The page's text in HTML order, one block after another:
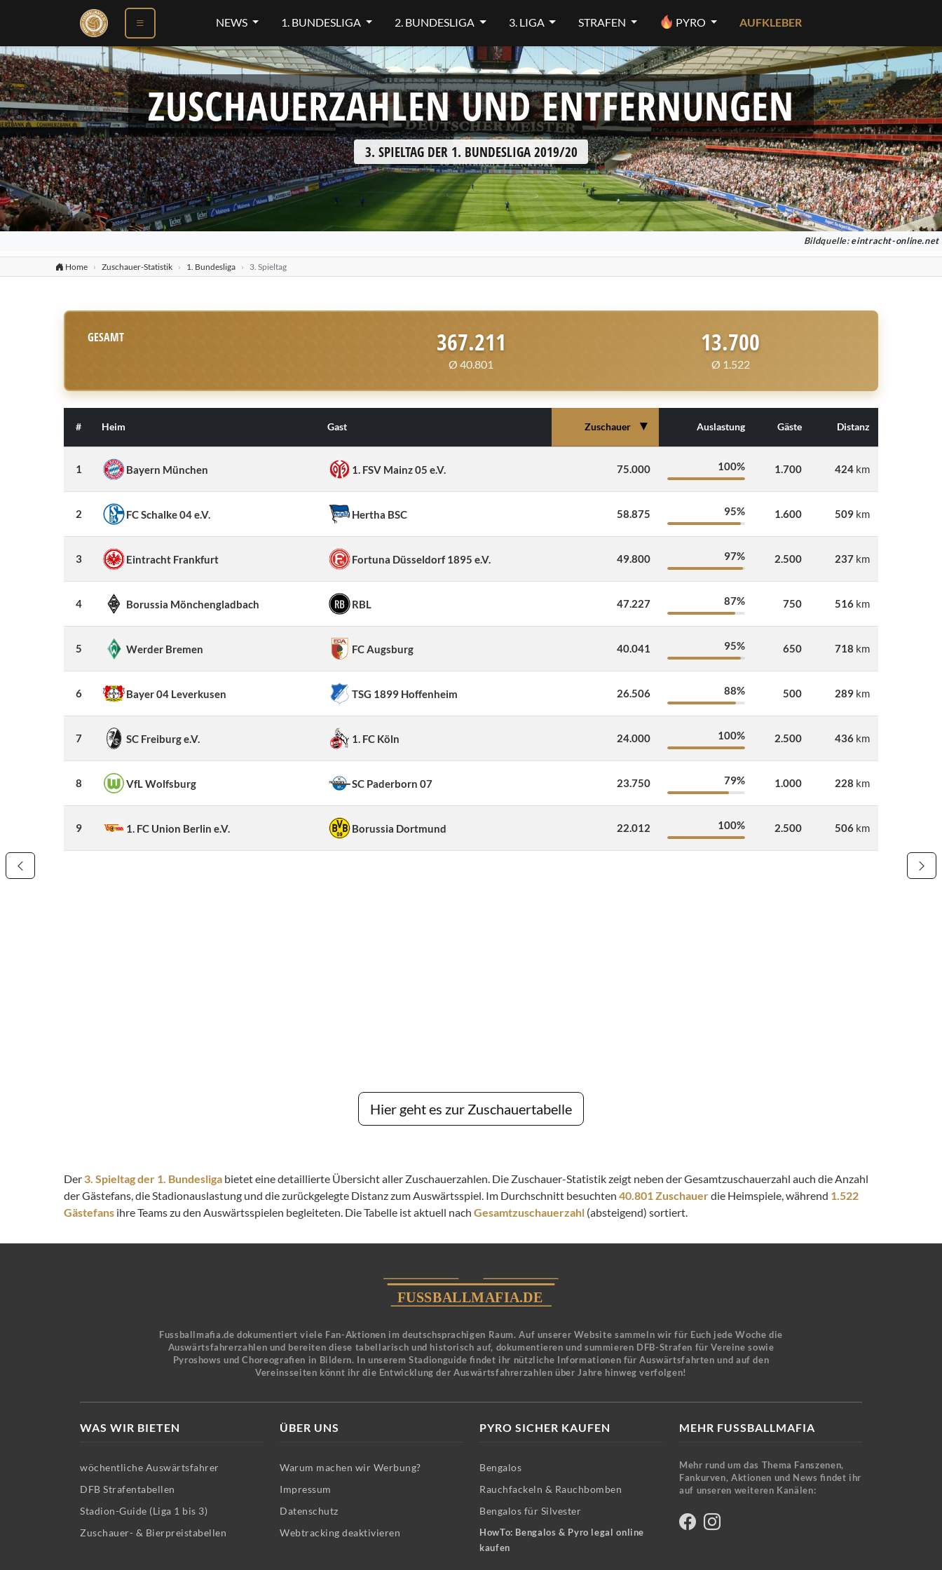
NEWS 1. BUNDESLIGA 2. BUNDESLIGA 3. LIGA STRAFEN PYRO AUFKLEBER
ZUSCHAUERZAHLEN UND ENTFERNUNGEN
3. SPIELTAG DER 1. BUNDESLIGA 2019/20
Bildquelle: eintracht-online.net
Home Zuschauer-Statistik 1. Bundesliga 3. Spieltag
GESAMT 367.211
Ø 40.801
13.700
Ø 1.522
# Heim Gast Zuschauer ▼ Auslastung Gäste Distanz
1 Bayern München 1. FSV Mainz 05 e.V. 75.000 100% 1.700 424 km
2 FC Schalke 04 e.V. Hertha BSC 58.875 95% 1.600 509 km
3 Eintracht Frankfurt Fortuna Düsseldorf 1895 e.V. 49.800 97% 2.500 237 km
4 Borussia Mönchengladbach RBL 47.227 87% 750 516 km
5 Werder Bremen FC Augsburg 40.041 95% 650 718 km
6 Bayer 04 Leverkusen TSG 1899 Hoffenheim 26.506 88% 500 289 km
7 SC Freiburg e.V. 1. FC Köln 24.000 100% 2.500 436 km
8 VfL Wolfsburg SC Paderborn 07 23.750 79% 1.000 228 km
9 1. FC Union Berlin e.V. Borussia Dortmund 22.012 100% 2.500 506 km
Hier geht es zur Zuschauertabelle
Der 3. Spieltag der 1. Bundesliga bietet eine detaillierte Übersicht aller Zuschauerzahlen. Die Zuschauer-Statistik zeigt neben der Gesamtzuschauerzahl auch die Anzahl
der Gästefans, die Stadionauslastung und die zurückgelegte Distanz zum Auswärtsspiel. Im Durchschnitt besuchten 40.801 Zuschauerdie Heimspiele, während 1.522
Gästefans ihre Teams zu den Auswärtsspielen begleiteten. Die Tabelle ist aktuell nach Gesamtzuschauerzahl (absteigend) sortiert.
Fussballmafia.de dokumentiert viele Fan-Aktionen im deutschsprachigen Raum. Auf unserer Website sammeln wir für Euch jede Woche die
Auswärtsfahrerzahlen und bereiten diese tabellarisch und historisch auf, dokumentieren und summieren DFB-Strafen für Vereine sowie
Pyroshows und Choreografien in Bildern. In unserem Stadionguide findet ihr nützliche Informationen für Auswärtsfahrten und auf den
Vereinsseiten könnt ihr die Entwicklung der Auswärtsfahrerzahlen über Jahre hinweg verfolgen!
WAS WIR BIETEN
wöchentliche Auswärtsfahrer
DFB Strafentabellen
Stadion-Guide (Liga 1 bis 3)
Zuschauer- & Bierpreistabellen
ÜBER UNS
Warum machen wir Werbung?
Impressum
Datenschutz
Webtracking deaktivieren
PYRO SICHER KAUFEN
Bengalos
Rauchfackeln & Rauchbomben
Bengalos für Silvester
HowTo: Bengalos & Pyro legal online
kaufen
MEHR FUSSBALLMAFIA
Mehr rund um das Thema Fanszenen,
Fankurven, Aktionen und News findet ihr
auf unseren weiteren Kanälen: